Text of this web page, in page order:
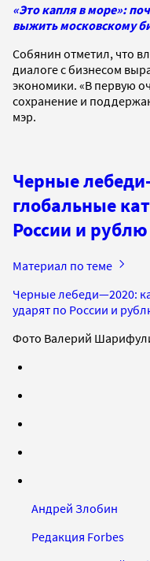
«Это капля в море»:
выжить московскому
Собянин отметил, что
диалоге с бизнесом
экономики. «В первую
сохранение и
мэр.
Черные
глобальные
России и
Материал по теме
Черные лебеди—2020:
ударят по России и
Фото Валерий
Андрей Злобин
Редакция Forbes